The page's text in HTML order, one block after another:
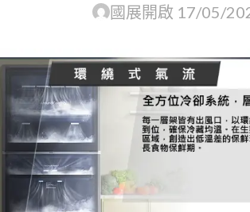
國展開啟 17/05/